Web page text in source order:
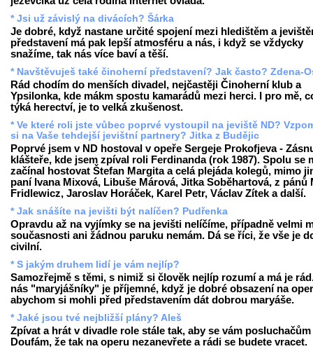
* Jsi už závislý na divácích? Šárka
Je dobré, když nastane určité spojení mezi hledištěm a
představení má pak lepší atmosféru a nás, i když se vždycky
snažíme, tak nás více baví a těší.
* Navštěvuješ také činoherní představení? Jak často? Zdena-
Rád chodím do menších divadel, nejčastěji Činoherní klub a
Ypsilonka, kde mákm spostu kamarádů mezi herci. I pro mě,
týká herectví, je to velká zkušenost.
* Ve které roli jste vůbec poprvé vystoupil na jeviště ND?
si na Vaše tehdejší jevištní partnery? Jitka z Budějic
Poprvé jsem v ND hostoval v opeře Sergeje Prokofjeva -
klášteře, kde jsem zpíval roli Ferdinanda (rok 1987). Spolu se
začínal hostovat Štefan Margita a celá plejáda kolegů, mimo
paní Ivana Mixová, Libuše Márová, Jitka Soběhartová, z pánů
Fridlewicz, Jaroslav Horáček, Karel Petr, Václav Zítek a další.
* Jak snášíte na jevišti být nalíčen? Pudřenka
Opravdu až na vyjímky se na jevišti nelíčíme, případně velmi
současnosti ani žádnou paruku nemám. Dá se říci, že vše je
civilní.
* S jakým druhem lidí je vám nejlíp?
Samozřejmě s těmi, s nimiž si člověk nejlíp rozumí a má je
nás "maryjášníky" je příjemné, když je dobré obsazení na
abychom si mohli před představením dát dobrou maryáše.
* Jaké jsou tvé nejbližší plány? Aleš
Zpívat a hrát v divadle role stále tak, aby se vám
Doufám, že tak na operu nezanevřete a rádi se budete vracet.